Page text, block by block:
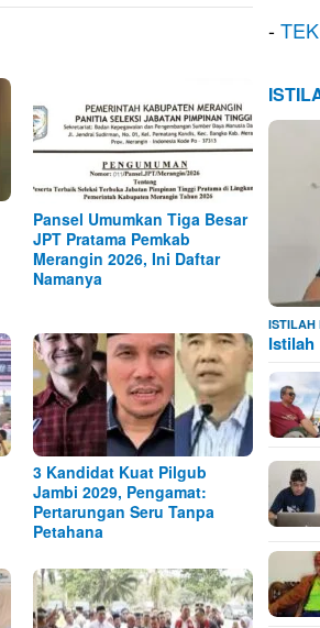
Pansel Umumkan Tiga Besar
JPT Pratama Pemkab
Merangin 2026, Ini Daftar
Namanya
3 Kandidat Kuat Pilgub
Jambi 2029, Pengamat:
Pertarungan Seru Tanpa
Petahana
-
ISTILAH
Istilah